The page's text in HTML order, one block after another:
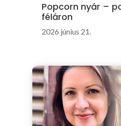
Popcorn nyár –
féláron
2026 június 21.